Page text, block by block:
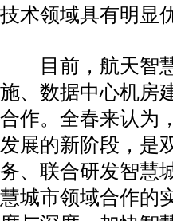
技术领域具有明显
目前，航天智慧
施、数据中心机房
合作。全春来认为
发展的新阶段，是
务、联合研发智慧
慧城市领域合作的